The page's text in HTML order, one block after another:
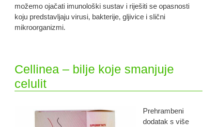
možemo ojačati imunološki sustav i riješiti se opasnosti
koju predstavljaju virusi, bakterije, gljivice i slični
mikroorganizmi.
Cellinea – bilje koje smanjuje
celulit
Prehrambeni
dodatak s više